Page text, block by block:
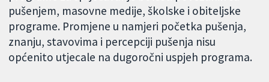
pušenjem, masovne medije, školske i obiteljske
programe. Promjene u namjeri početka pušenja,
znanju, stavovima i percepciji pušenja nisu
općenito utjecale na dugoročni uspjeh programa.